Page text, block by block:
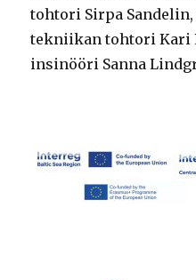
tohtori Sirpa
tekniikan tohtori Kari
insinööri Sanna